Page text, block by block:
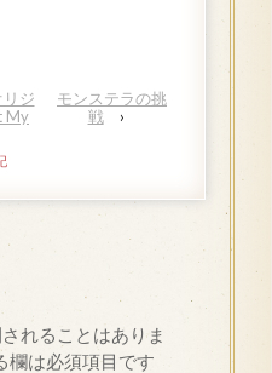
ジ
My
モンステラの挑
戦
›
れることはありま
欄は必須項目です